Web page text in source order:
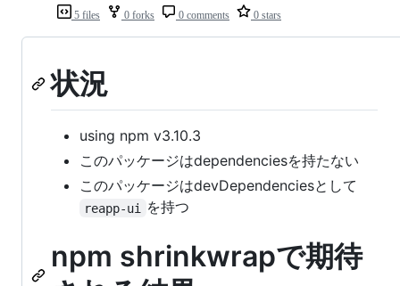
5 files 0 forks 0 comments 0 stars
状況
using npm v3.10.3
このパッケージはdependenciesを持たない
このパッケージはdevDependenciesとして
reapp-ui を持つ
npm shrinkwrapで期待